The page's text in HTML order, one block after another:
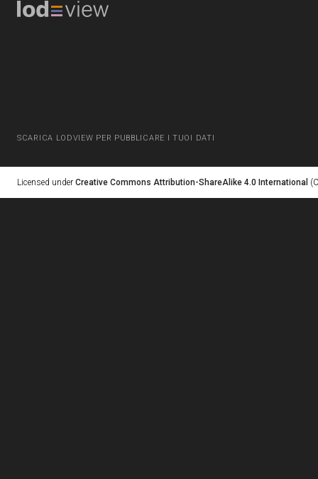
SCARICA LODVIEW PER PUBBLICARE I TUOI DATI
Licensed under Creative Commons Attribution-ShareAlike 4.0 International